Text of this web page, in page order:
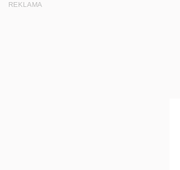
REKLAMA